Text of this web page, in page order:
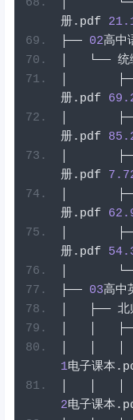
册. pdf
├──
02高中
└── 统
册. pdf
册. pdf
册. pdf
册. pdf
册. pdf
├──
03高中
├── 北
1电子课本 .
2电子课本 .